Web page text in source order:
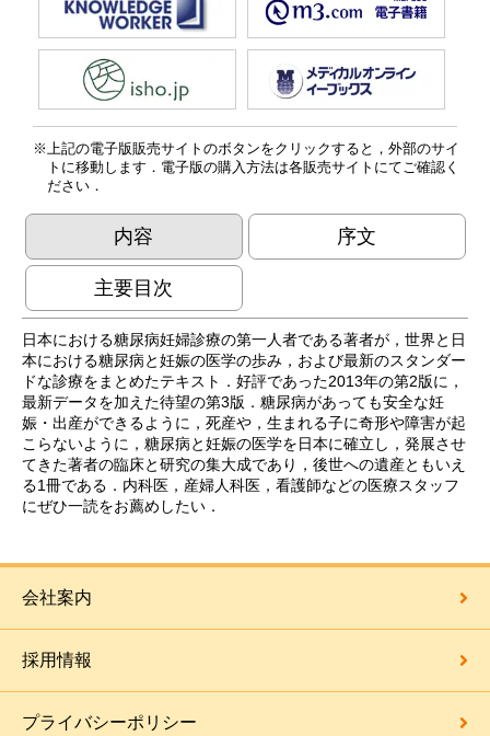
上記の電子版販売サイトのボタンをクリックすると，外部のサイ
トに移動します．電子版の購入方法は各販売サイトにてご確認く
ださい．
内容 序文
主要目次
日本における糖尿病妊婦診療の第一人者である著者が，世界と日
本における糖尿病と妊娠の医学の歩み，および最新のスタンダー
ドな診療をまとめたテキスト．好評であった2013年の第2版に，
最新データを加えた待望の第3版．糖尿病があっても安全な妊
娠・出産ができるように，死産や，生まれる子に奇形や障害が起
こらないように，糖尿病と妊娠の医学を日本に確立し，発展させ
てきた著者の臨床と研究の集大成であり，後世への遺産ともいえ
る1冊である．内科医，産婦人科医，看護師などの医療スタッフ
にぜひ一読をお薦めしたい．
会社案内
採用情報
プライバシーポリシー